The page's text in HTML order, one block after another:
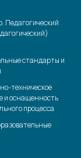
Педагогический
стандарты и
техническое
и оснащенность
процесса